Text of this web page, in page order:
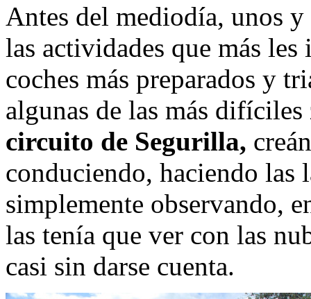
Antes del mediodía, unos y
las actividades que más
coches más preparados y
algunas de las más
circuito de Segurilla,
conduciendo, haciendo las
simplemente observando,
las tenía que ver con las
casi sin darse cuenta.